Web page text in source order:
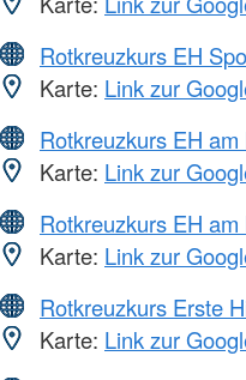
Rotkreuzkurs EH
Karte: Link zur
Rotkreuzkurs EH am
Karte: Link zur
Rotkreuzkurs EH am
Karte: Link zur
Rotkreuzkurs Erste
Karte: Link zur